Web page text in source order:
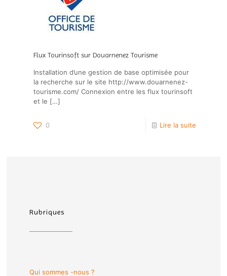
Flux Tourinsoft sur Douarnenez Tourisme
Installation d’une gestion de base optimisée pour
la recherche sur le site http://www.douarnenez-
tourisme.com/ Connexion entre les flux tourinsoft
et le […]
0 Lire la suite
Rubriques
Qui sommes -nous ?